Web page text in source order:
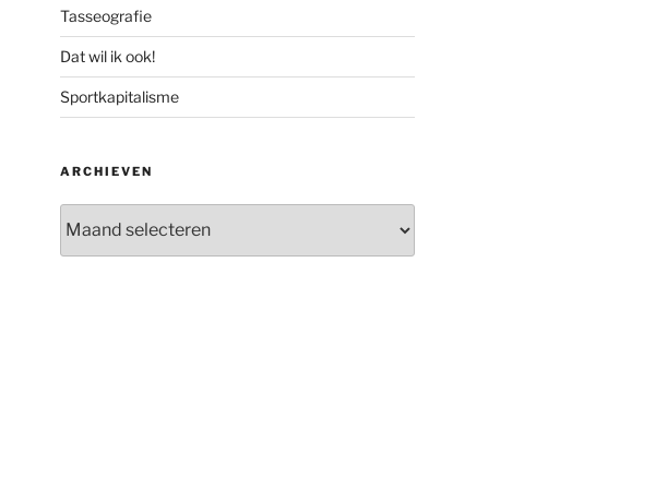
Tasseografie
Dat wil ik ook!
Sportkapitalisme
ARCHIEVEN